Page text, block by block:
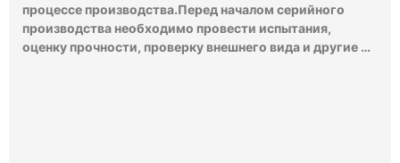
процессе производства.Перед началом серийного
производства необходимо провести испытания,
оценку прочности, проверку внешнего вида и другие …